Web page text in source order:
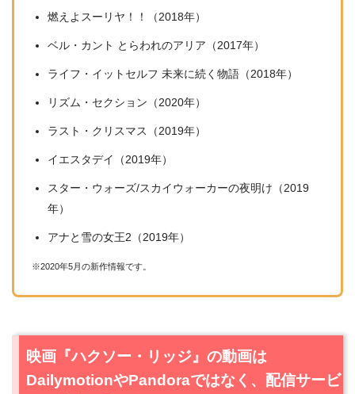
燃えよスーリヤ！！（2018年）
ベル・カント とらわれのアリア（2017年）
ライフ・イットセルフ 未来に続く物語（2018年）
リズム・セクション（2020年）
ラスト・クリスマス（2019年）
イエスタデイ（2019年）
スター・ウォーズ/スカイウォーカーの夜明け（2019
年）
アナと雪の女王2（2019年）
※2020年5月の新作情報です。
映画『ハクソー・リッジ』の動画は
DailymotionやPandoraではなく、配信サービ